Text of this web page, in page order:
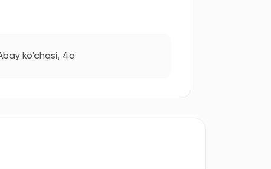
ko‘chasi, 4a